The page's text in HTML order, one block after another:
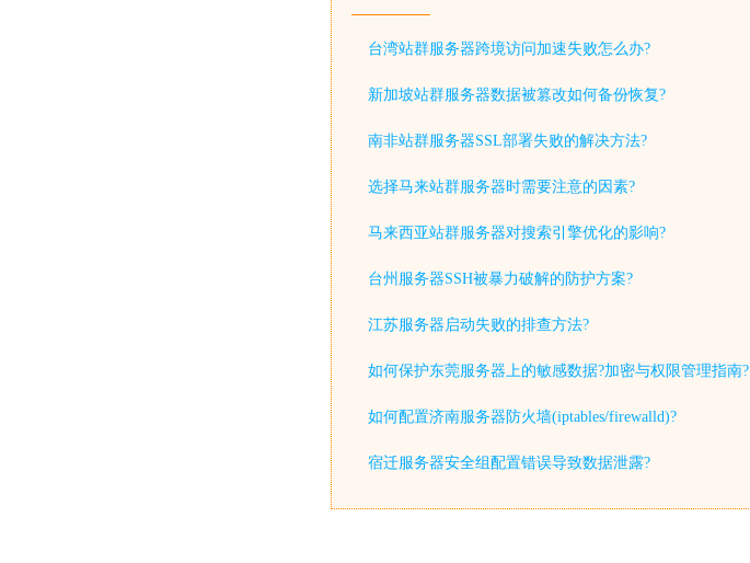
台湾站群服务器跨境访问加速失败怎么办?
新加坡站群服务器数据被篡改如何备份恢复?
南非站群服务器SSL部署失败的解决方法?
选择马来站群服务器时需要注意的因素?
马来西亚站群服务器对搜索引擎优化的影响?
台州服务器SSH被暴力破解的防护方案?
江苏服务器启动失败的排查方法?
如何保护东莞服务器上的敏感数据?加密与权限管理指南?
如何配置济南服务器防火墙(iptables/firewalld)?
宿迁服务器安全组配置错误导致数据泄露?